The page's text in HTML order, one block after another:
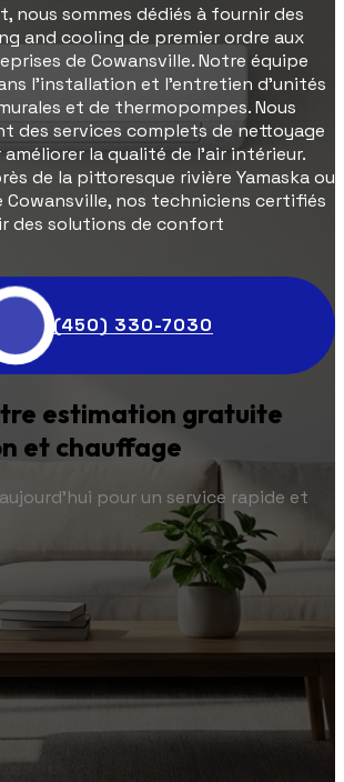
nous sommes dédiés à fournir des
and cooling de premier ordre aux
de Cowansville. Notre équipe
l'installation et l'entretien d'unités
et de thermopompes. Nous
des services complets de nettoyage
la qualité de l'air intérieur.
de la pittoresque rivière Yamaska ou
Cowansville, nos techniciens certifiés
des solutions de confort
(450) 330-7030
estimation gratuite
et chauffage
pour un service rapide et